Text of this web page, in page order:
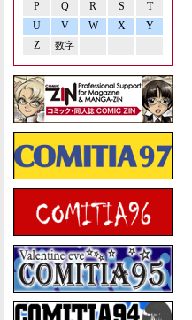
P Q R S
T
U
V W X
Y
Z
数字